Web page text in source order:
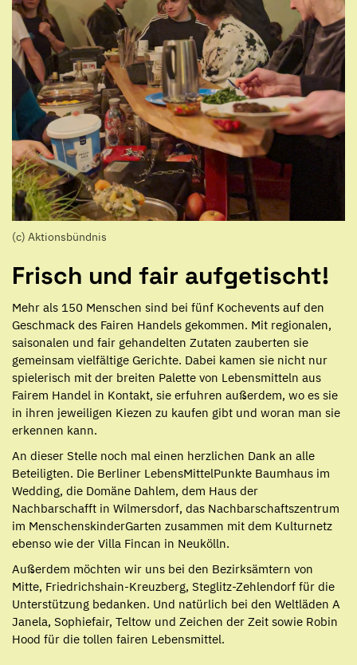
Frisch und fair aufgetischt!
Mehr als 150 Menschen sind bei fünf Kochevents auf den
Geschmack des Fairen Handels gekommen. Mit regionalen,
saisonalen und fair gehandelten Zutaten zauberten sie
gemeinsam vielfältige Gerichte. Dabei kamen sie nicht nur
spielerisch mit der breiten Palette von Lebensmitteln aus
Fairem Handel in Kontakt, sie erfuhren außerdem, wo es sie
in ihren jeweiligen Kiezen zu kaufen gibt und woran man sie
erkennen kann.
An dieser Stelle noch mal einen herzlichen Dank an alle
Beteiligten. Die Berliner LebensMittelPunkte Baumhaus im
Wedding, die Domäne Dahlem, dem Haus der
Nachbarschafft in Wilmersdorf, das Nachbarschaftszentrum
im MenschenskinderGarten zusammen mit dem Kulturnetz
ebenso wie der Villa Fincan in Neukölln.
Außerdem möchten wir uns bei den Bezirksämtern von
Mitte, Friedrichshain-Kreuzberg, Steglitz-Zehlendorf für die
Unterstützung bedanken. Und natürlich bei den Weltläden A
Janela, Sophiefair, Teltow und Zeichen der Zeit sowie Robin
Hood für die tollen fairen Lebensmittel.
(c) Aktionsbündnis